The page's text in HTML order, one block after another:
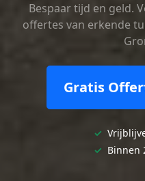
Bespaar tijd en geld.
offertes van erkende
Gratis
✓
✓ Binnen